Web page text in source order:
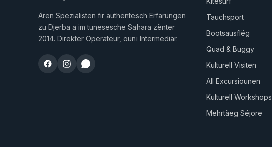
Ären Spezialisten fir authentesch Erfarungen
zu Djerba a im tunesesche Sahara zënter
2014. Direkter Operateur, ouni Intermediär.
Tauchsport
Bootsausflëg
Quad & Buggy
Kulturell Visiten
All Excursiounen
Kulturell Workshops
Mehrtäeg Séjore